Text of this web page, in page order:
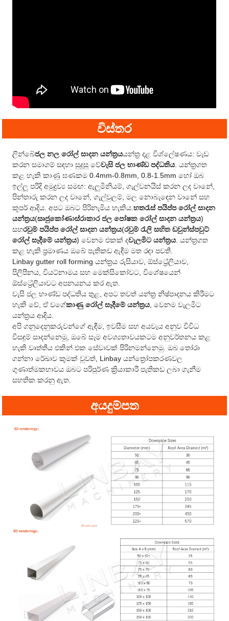
විස්තර
ලින්බේජල නල රෝල් සාදන යන්ත්‍රයයන්ත්‍ර දළ විශ්ලේෂණය: වැඩ
කරන සමාගම් සඳහා සුදුසු වේවැසි ජල භාණ්ඩ පද්ධතිය . යන්ත්‍රගත
කළ හැකි කාණු ඝණකම 0.4mm-0.8mm, 0.8-1.5mm හෝ ඔබ
ඉල්ලූ පරිදි අමුද්‍රව්‍ය සමඟ: ඇලුමිනියම්, ගැල්වනයිස් කරන ලද වානේ,
පින්තාරු කරන ලද වානේ, ගැල්වුලම්, මල නොබැඳෙන වානේ සහ
කූපර් ආදිය. අපට ඔබට පිරිනැමිය හැකිය.හතරැස් පයිප්ප රෝල් සාදන
යන්ත්‍රය(සෘජුකෝණාස්රාකාර ජල පෝෂක රෝල් සාදන යන්ත්‍රය)
සහරවුම් පයිප්ප රෝල් සාදන යන්ත්‍රය(රවුම් රැලි සහිත ඩවුන්ස්පවුට්
රෝල් සෑදීමේ යන්ත්‍රය) වෙනම එකක් දවැලමිට යන්ත්‍රය . යන්ත්‍රගත
කළ හැකි ප්‍රමාණය ඔබේ පැතිකඩ ඇඳීම මත රඳා පවතී.
Linbay gutter roll forming යන්ත්‍රය රුසියාව, ඕස්ට්‍රේලියාව,
පිලිපීනය, වියට්නාමය සහ මෙක්සිකෝවට, විශේෂයෙන්
ඕස්ට්‍රේලියාවට අපනයනය කර ඇත.
වැසි ජල භාණ්ඩ පද්ධතිය තුළ, අපට තවත් යන්ත්‍ර නිෂ්පාදනය කිරීමට
හැකි වේ, ඒ වගේකාණු රෝල් සෑදීමේ යන්ත්‍රය , වෙනම වැලමිට
යන්ත්‍රය ආදිය.
අපි ගනුදෙනුකරුවන්ගේ ඇඳීම, ඉවසීම සහ අයවැය අනුව විවිධ
විසඳුම් සාදන්නෙමු, ඔබේ සෑම අවශ්‍යතාවයකටම අනුවර්තනය කළ
හැකි වෘත්තීය එකින් එක සේවාවක් පිරිනමන්නෙමු. ඔබ තෝරා
ගන්නා රේඛාව කුමක් වුවත්, Linbay යන්ත්‍රෝපකරණවල
ගුණාත්මකභාවය ඔබට පරිපූර්ණ ක්‍රියාකාරී පැතිකඩ ලබා ගැනීම
සහතික කරනු ඇත.
අයදුම්පත